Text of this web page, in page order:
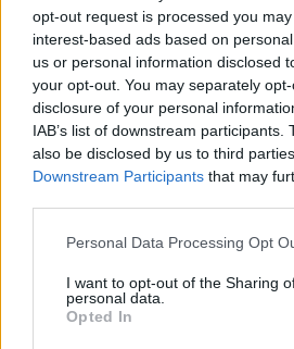
opt-out request is processed you
interest-based ads based on
us or personal information disclosed
your opt-out. You may separately
disclosure of your personal
IAB’s list of downstream participants.
also be disclosed by us to third
Downstream Participants that may
Personal Data Processing Opt
I want to opt-out of the Sharing
personal data.
Opted In
bértörvénytervezet